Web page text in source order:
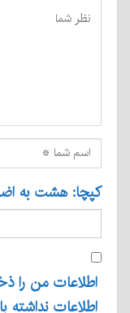
کپچا: هشت به
اطلاعات من را
اطلاعات نداشته